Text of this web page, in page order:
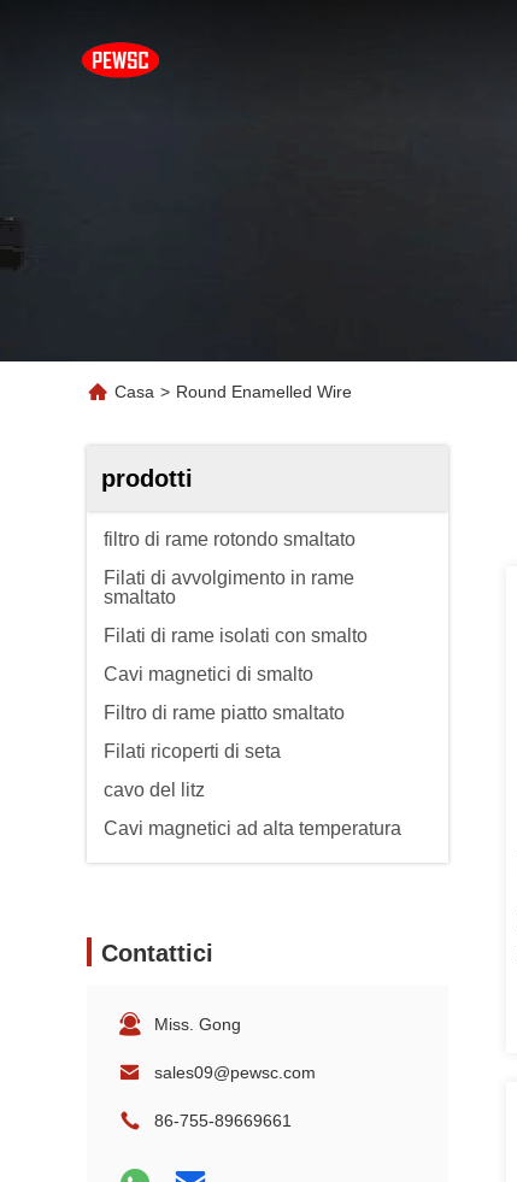
Casa > Round Enamelled Wire
prodotti
filtro di rame rotondo smaltato
Filati di avvolgimento in rame
smaltato
Filati di rame isolati con smalto
Cavi magnetici di smalto
Filtro di rame piatto smaltato
Filati ricoperti di seta
cavo del litz
Cavi magnetici ad alta temperatura
Contattici
Miss. Gong
sales09@pewsc.com
86-755-89669661